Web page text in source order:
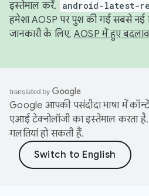
इस्तेमाल करें.
android-latest-
हमेशा AOSP पर पुश की गई सबसे नई
जानकारी के लिए, AOSP में हुए बदलाव
Google आपकी पसंदीदा भाषा में
एआई टेक्नोलॉजी का इस्तेमाल करता
गलतियां हो सकती हैं.